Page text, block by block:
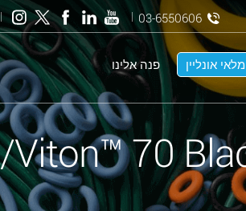
מלאי אונליין פנה אלינו
03-6550606